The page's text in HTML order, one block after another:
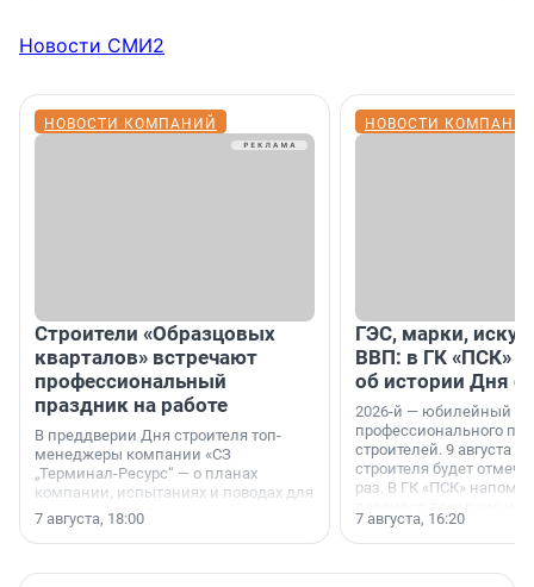
Новости СМИ2
НОВОСТИ КОМПАНИЙ
Строители «Образцовых
кварталов» встречают
профессиональный
праздник на работе
В преддверии Дня строителя топ-
менеджеры компании «СЗ
„Терминал-Ресурс“ — о планах
компании, испытаниях и поводах для
осторожного оптимизма.
7 августа, 18:00
НОВОСТИ
ГЭС, марки,
ВВП: в ГК «ПСК»
об истории Дня
2026-й — юбилейный
профессионального
строителей. 9 августа
строителя будет
раз. В ГК «ПСК»
поменялась роль
7 августа, 16:20